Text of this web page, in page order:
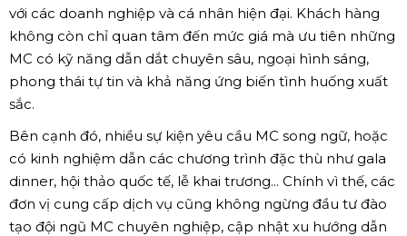
với các doanh nghiệp và cá nhân hiện đại. Khách hàng
không còn chỉ quan tâm đến mức giá mà ưu tiên những
MC có kỹ năng dẫn dắt chuyên sâu, ngoại hình sáng,
phong thái tự tin và khả năng ứng biến tình huống xuất
sắc.
Bên cạnh đó, nhiều sự kiện yêu cầu MC song ngữ, hoặc
có kinh nghiệm dẫn các chương trình đặc thù như gala
dinner, hội thảo quốc tế, lễ khai trương... Chính vì thế, các
đơn vị cung cấp dịch vụ cũng không ngừng đầu tư đào
tạo đội ngũ MC chuyên nghiệp, cập nhật xu hướng dẫn